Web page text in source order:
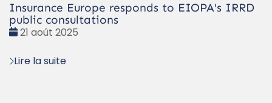
Insurance Europe responds to EIOPA's IRRD
public consultations
Date
21 août 2025
Lire la suite